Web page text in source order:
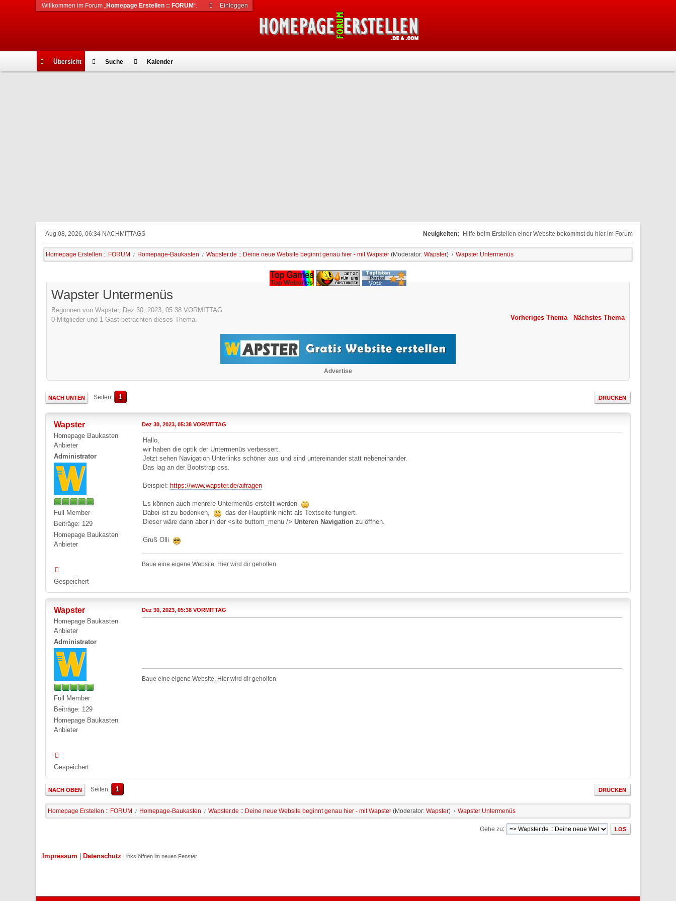
Übersicht Suche Kalender
Willkommen im Forum „Homepage Erstellen :: FORUM“. Einloggen
Aug 08, 2026, 06:34 NACHMITTAGS Neuigkeiten: Hilfe beim Erstellen einer Website bekommst du hier im Forum
Homepage Erstellen :: FORUM / Homepage-Baukasten / Wapster.de :: Deine neue Website beginnt genau hier - mit Wapster (Moderator: Wapster) / Wapster Untermenüs
Wapster Untermenüs
Begonnen von Wapster, Dez 30, 2023, 05:38 VORMITTAG
Vorheriges Thema - Nächstes Thema
0 Mitglieder und 1 Gast betrachten dieses Thema.
Advertise
DRUCKEN
NACH UNTEN Seiten 1
Wapster
Homepage Baukasten
Anbieter
Administrator
Full Member
Beiträge: 129
Homepage Baukasten
Anbieter
Gespeichert
Dez 30, 2023, 05:38 VORMITTAG
Hallo,
wir haben die optik der Untermenüs verbessert.
Jetzt sehen Navigation Unterlinks schöner aus und sind untereinander statt nebeneinander.
Das lag an der Bootstrap css.
Beispiel: https://www.wapster.de/aifragen
Es können auch mehrere Untermenüs erstellt werden
Dabei ist zu bedenken,
das der Hauptlink nicht als Textseite fungiert.
Dieser wäre dann aber in der <site buttom_menu /> Unteren Navigation zu öffnen.
Gruß Olli
Baue eine eigene Website. Hier wird dir geholfen
Wapster
Homepage Baukasten
Anbieter
Administrator
Full Member
Beiträge: 129
Homepage Baukasten
Anbieter
Gespeichert
Dez 30, 2023, 05:38 VORMITTAG
Baue eine eigene Website. Hier wird dir geholfen
DRUCKEN
NACH OBEN Seiten 1
Homepage Erstellen :: FORUM / Homepage-Baukasten / Wapster.de :: Deine neue Website beginnt genau hier - mit Wapster (Moderator: Wapster) / Wapster Untermenüs
Gehe zu
Impressum Datenschutz Links öffnen im neuen Fenster